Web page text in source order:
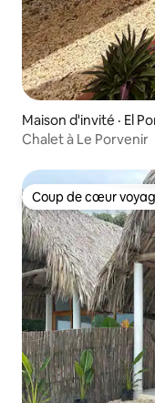
Maison d'invité · El
Chalet à Le Porvenir
Coup de cœur
Coup de cœur